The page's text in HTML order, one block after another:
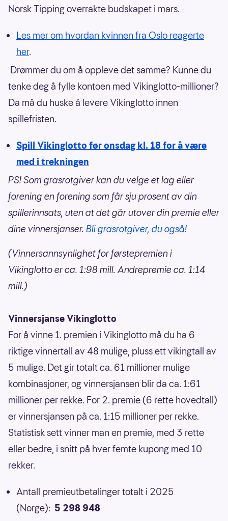
Norsk Tipping overrakte budskapet i mars.
Les mer om hvordan kvinnen fra Oslo reagerte
her.
Drømmer du om å oppleve det samme? Kunne du
tenke deg å fylle kontoen med Vikinglotto-millioner?
Da må du huske å levere Vikinglotto innen
spillefristen.
Spill Vikinglotto før onsdag kl. 18 for å være
med i trekningen
PS! Som grasrotgiver kan du velge et lag eller
forening en forening som får sju prosent av din
spillerinnsats, uten at det går utover din premie eller
dine vinnersjanser. Bli grasrotgiver, du også!
(Vinnersannsynlighet for førstepremien i
Vikinglotto er ca. 1:98 mill. Andrepremie ca. 1:14
mill.)
Vinnersjanse Vikinglotto
For å vinne 1. premien i Vikinglotto må du ha 6
riktige vinnertall av 48 mulige, pluss ett vikingtall av
5 mulige. Det gir totalt ca. 61 millioner mulige
kombinasjoner, og vinnersjansen blir da ca. 1:61
millioner per rekke. For 2. premie (6 rette hovedtall)
er vinnersjansen på ca. 1:15 millioner per rekke.
Statistisk sett vinner man en premie, med 3 rette
eller bedre, i snitt på hver femte kupong med 10
rekker.
Antall premieutbetalinger totalt i 2025
(Norge): 5 298 948